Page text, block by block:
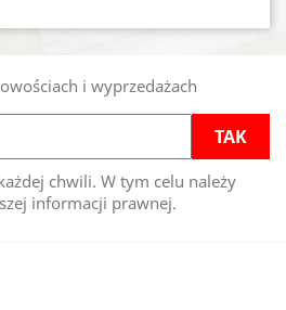
i wyprzedażach
chwili. W tym celu należy
informacji prawnej.